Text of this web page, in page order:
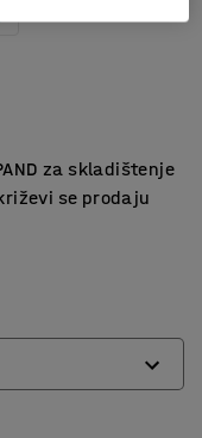
za skladištenje
se prodaju